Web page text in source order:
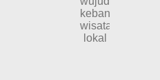
DOES
University